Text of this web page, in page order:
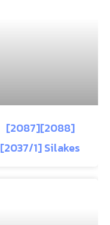
[2087][2088]
[2037/1] Silakes